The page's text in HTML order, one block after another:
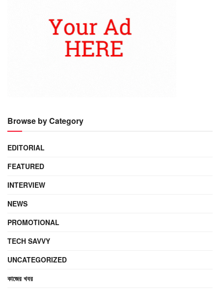
Browse by Category
EDITORIAL
FEATURED
INTERVIEW
NEWS
PROMOTIONAL
TECH SAVVY
UNCATEGORIZED
কাজের খবর